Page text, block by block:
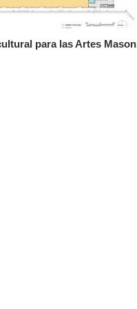
para las Artes Mason